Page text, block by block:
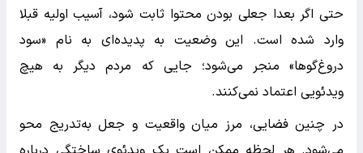
حتی اگر بعدا جعلی بودن محتوا ثابت شود، آسیب اولیه قبلا
وارد شده است. این وضعیت به پدیده‌ای به نام «سود
دروغ‌گوها» منجر می‌شود؛ جایی که مردم دیگر به هیچ
ویدئویی اعتماد نمی‌کنند.
در چنین فضایی، مرز میان واقعیت و جعل به‌تدریج محو